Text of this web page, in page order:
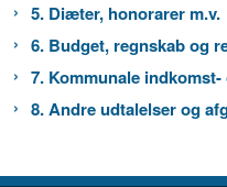
5. Diæter, honorarer m.v.
6. Budget, regnskab og
7. Kommunale
8. Andre udtalelser og